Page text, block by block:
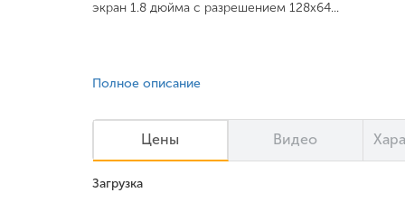
экран 1.8 дюйма с разрешением 128x64...
Полное описание
Цены Видео
Загрузка